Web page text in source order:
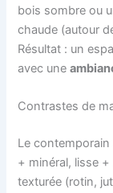
bois sombre ou
chaude (autour
Résultat : un
avec une
Contrastes de
Le
+ minéral, lisse
texturée (rotin,